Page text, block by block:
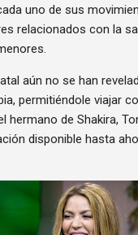
uno de sus
relacionados con la
aún no se han
permitiéndole viajar
de Shakira,
disponible hasta